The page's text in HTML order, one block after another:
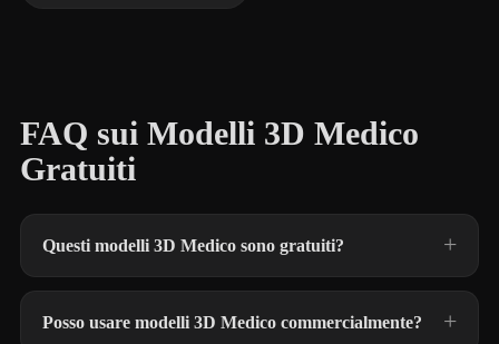
FAQ sui Modelli 3D Medico
Gratuiti
Questi modelli 3D Medico sono gratuiti?
Posso usare modelli 3D Medico commercialmente?